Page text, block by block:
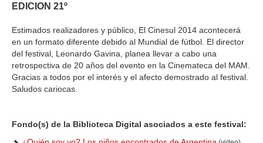
EDICION 21º
Estimados realizadores y público, El Cinesul 2014 acontecerá
en un formato diferente debido al Mundial de fútbol. El director
del festival, Leonardo Gavina, planea llevar a cabo una
retrospectiva de 20 años del evento en la Cinemateca del MAM.
Gracias a todos por el interés y el afecto demostrado al festival.
Saludos cariocas.
Fondo(s) de la Biblioteca Digital asociados a este festival: